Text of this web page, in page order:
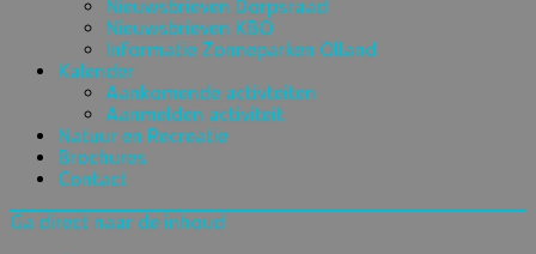
Nieuwsbrieven Dorpsraad
Nieuwsbrieven KBO
Informatie Zonneparken Olland
Kalender
Aankomende activteiten
Aanmelden activiteit
Natuur en Recreatie
Brochures
Contact
Ga direct naar de inhoud